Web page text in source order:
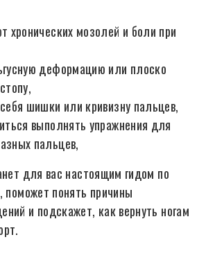
хронических мозолей и боли при
деформацию или плоско
шишки или кривизну пальцев,
выполнять упражнения для
пальцев,
для вас настоящим гидом по
поможет понять причины
и подскажет, как вернуть ногам